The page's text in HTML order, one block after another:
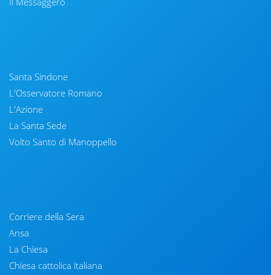
Santa Sindone
L'Osservatore Romano
L'Azione
La Santa Sede
Volto Santo di Manoppello
Corriere della Sera
Ansa
La Chiesa
Chiesa cattolica italiana